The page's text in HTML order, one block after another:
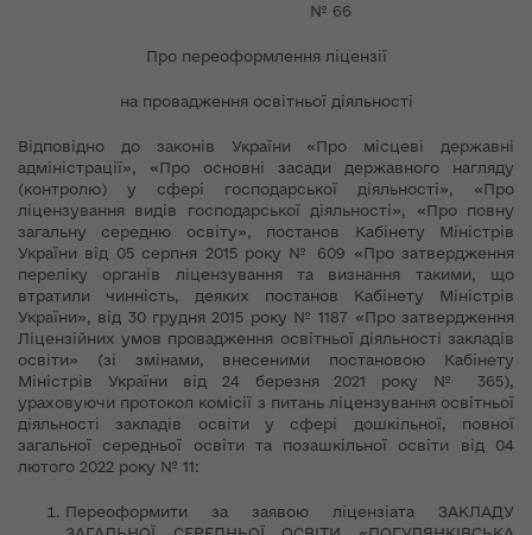
№ 66
Про переоформлення ліцензії
на провадження освітньої діяльності
Відповідно до законів України «Про місцеві державні
адміністрації», «Про основні засади державного нагляду
(контролю) у сфері господарської діяльності», «Про
ліцензування видів господарської діяльності», «Про повну
загальну середню освіту», постанов Кабінету Міністрів
України від 05 серпня 2015 року № 609 «Про затвердження
переліку органів ліцензування та визнання такими, що
втратили чинність, деяких постанов Кабінету Міністрів
України», від 30 грудня 2015 року № 1187 «Про затвердження
Ліцензійних умов провадження освітньої діяльності закладів
освіти» (зі змінами, внесеними постановою Кабінету
Міністрів України від 24 березня 2021 року № 365),
ураховуючи протокол комісії з питань ліцензування освітньої
діяльності закладів освіти у сфері дошкільної, повної
загальної середньої освіти та позашкільної освіти від 04
лютого 2022 року № 11:
Переоформити за заявою ліцензіата ЗАКЛАДУ